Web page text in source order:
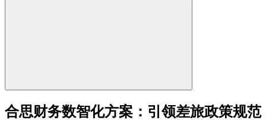
合思财务数智化方案：引领差旅政策规范